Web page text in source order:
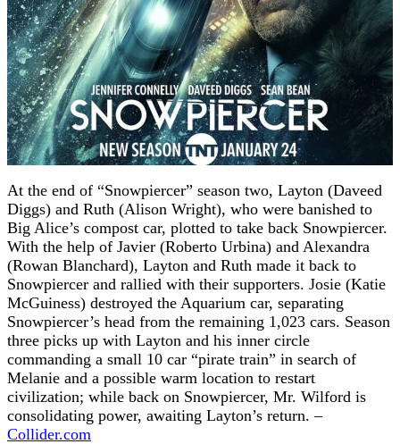
At the end of “Snowpiercer” season two, Layton (Daveed
Diggs) and Ruth (Alison Wright), who were banished to
Big Alice’s compost car, plotted to take back Snowpiercer.
With the help of Javier (Roberto Urbina) and Alexandra
(Rowan Blanchard), Layton and Ruth made it back to
Snowpiercer and rallied with their supporters. Josie (Katie
McGuiness) destroyed the Aquarium car, separating
Snowpiercer’s head from the remaining 1,023 cars. Season
three picks up with Layton and his inner circle
commanding a small 10 car “pirate train” in search of
Melanie and a possible warm location to restart
civilization; while back on Snowpiercer, Mr. Wilford is
consolidating power, awaiting Layton’s return. –
Collider.com